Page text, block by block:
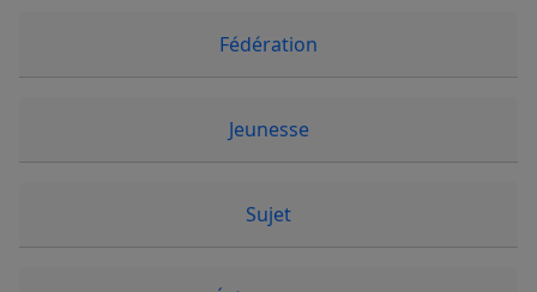
Fédération
Jeunesse
Sujet